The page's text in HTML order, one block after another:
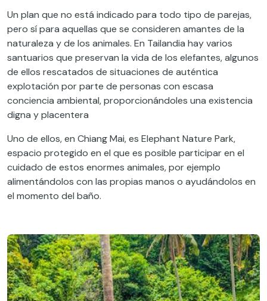
Un plan que no está indicado para todo tipo de parejas,
pero sí para aquellas que se consideren amantes de la
naturaleza y de los animales. En Tailandia hay varios
santuarios que preservan la vida de los elefantes, algunos
de ellos rescatados de situaciones de auténtica
explotación por parte de personas con escasa
conciencia ambiental, proporcionándoles una existencia
digna y placentera
Uno de ellos, en Chiang Mai, es Elephant Nature Park,
espacio protegido en el que es posible participar en el
cuidado de estos enormes animales, por ejemplo
alimentándolos con las propias manos o ayudándolos en
el momento del baño.